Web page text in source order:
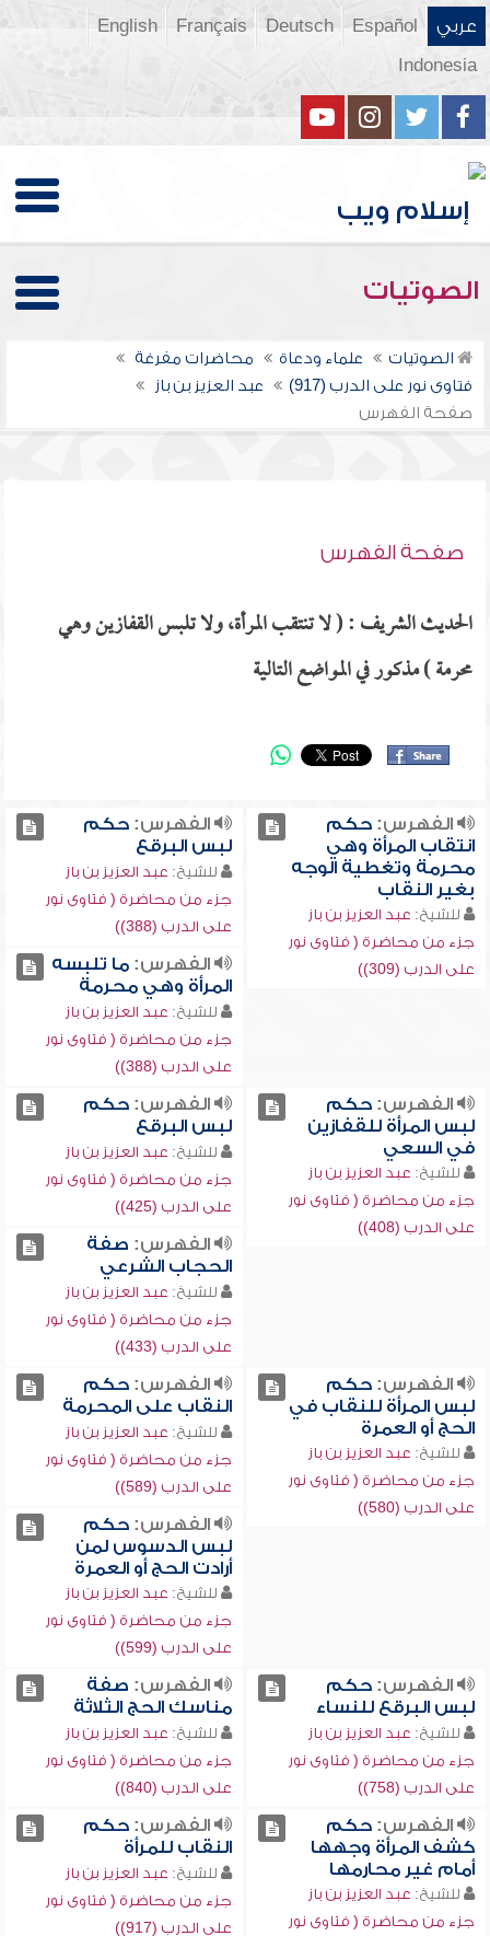
عربي Español
Deutsch
Français
English
Indonesia
الصوتيات
الصوتيات علماء ودعاة
محاضرات مفرغة
فتاوى نور على الدرب (917)
عبد العزيز بن باز
صفحة الفهرس
صفحة الفهرس
الحديث الشريف : ( لا تنتقب المرأة، ولا تلبس القفازين وهي
محرمة ) مذكور في المواضع التالية
الفهرس:حكم
انتقاب المرأة وهي
محرمة وتغطية الوجه
بغير النقاب
للشيخ: عبد العزيز بن باز
جزء من محاضرة ( فتاوى نور
على الدرب (309))
الفهرس:حكم
لبس البرقع
للشيخ: عبد العزيز بن باز
جزء من محاضرة ( فتاوى نور
على الدرب (388))
الفهرس:ما تلبسه
المرأة وهي محرمة
للشيخ: عبد العزيز بن باز
جزء من محاضرة ( فتاوى نور
على الدرب (388))
الفهرس:حكم
لبس المرأة للقفازين
في السعي
للشيخ: عبد العزيز بن باز
جزء من محاضرة ( فتاوى نور
على الدرب (408))
الفهرس:حكم
لبس البرقع
للشيخ: عبد العزيز بن باز
جزء من محاضرة ( فتاوى نور
على الدرب (425))
الفهرس: صفة
الحجاب الشرعي
للشيخ: عبد العزيز بن باز
جزء من محاضرة ( فتاوى نور
على الدرب (433))
الفهرس:حكم
لبس المرأة للنقاب في
الحج أو العمرة
للشيخ: عبد العزيز بن باز
جزء من محاضرة ( فتاوى نور
على الدرب (580))
الفهرس:حكم
النقاب على المحرمة
للشيخ: عبد العزيز بن باز
جزء من محاضرة ( فتاوى نور
على الدرب (589))
الفهرس:حكم
لبس الدسوس لمن
أرادت الحج أو العمرة
للشيخ: عبد العزيز بن باز
جزء من محاضرة ( فتاوى نور
على الدرب (599))
الفهرس:حكم
لبس البرقع للنساء
للشيخ: عبد العزيز بن باز
جزء من محاضرة ( فتاوى نور
على الدرب (758))
الفهرس: صفة
مناسك الحج الثلاثة
للشيخ: عبد العزيز بن باز
جزء من محاضرة ( فتاوى نور
على الدرب (840))
الفهرس:حكم
كشف المرأة وجهها
أمام غير محارمها
للشيخ: عبد العزيز بن باز
جزء من محاضرة ( فتاوى نور
الفهرس:حكم
النقاب للمرأة
للشيخ: عبد العزيز بن باز
جزء من محاضرة ( فتاوى نور
على الدرب (917))